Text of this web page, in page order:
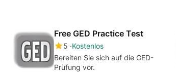
Free GED Practice Test
5 Kostenlos
Bereiten Sie sich auf die GED-
Prüfung vor.